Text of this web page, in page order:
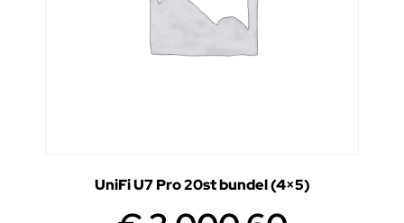
UniFi U7 Pro 20st bundel (4×5)